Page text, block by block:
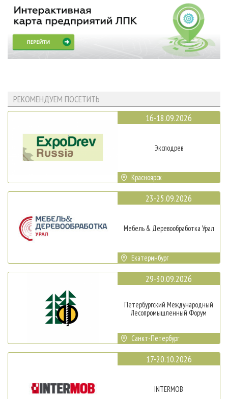
РЕКОМЕНДУЕМ ПОСЕТИТЬ
16-18.09.2026
Эксподрев
Красноярск
23-25.09.2026
Мебель & Деревообработка Урал
Екатеринбург
29-30.09.2026
Петербургский Международный
Лесопромышленный Форум
Санкт-Петербург
17-20.10.2026
INTERMOB